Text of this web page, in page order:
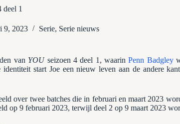
1
9, 2023 Serie, Serie nieuws
van YOUseizoen 4 deel 1, waarinPenn Badgley
start Joe een nieuw leven aan de andere
over twee batches die in februari en maart 2023
op 9 februari 2023, terwijl deel 2 op 9 maart 2023